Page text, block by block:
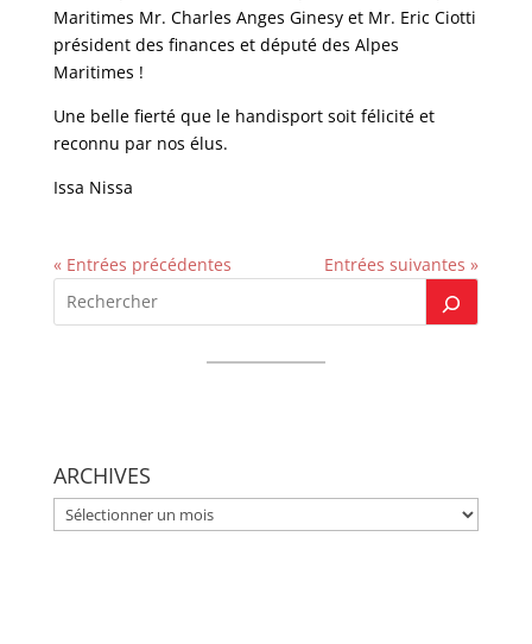
Maritimes Mr. Charles Anges Ginesy et Mr. Eric Ciotti
président des finances et député des Alpes
Maritimes !
Une belle fierté que le handisport soit félicité et
reconnu par nos élus.
Issa Nissa
« Entrées précédentes Entrées suivantes »
ARCHIVES
ARCHIVES